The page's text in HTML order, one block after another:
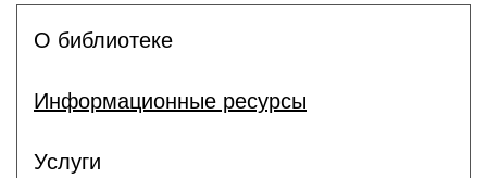
О библиотеке
Информационные ресурсы
Услуги